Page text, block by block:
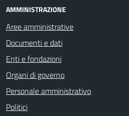
AMMINISTRAZIONE
Aree amministrative
Documenti e dati
Enti e fondazioni
Organi di governo
Personale amministrativo
Politici